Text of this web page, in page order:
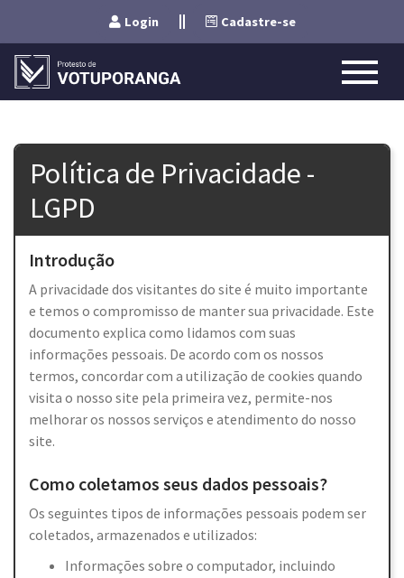
Login Cadastre-se
Política de Privacidade -
LGPD
Introdução
A privacidade dos visitantes do site é muito importante
e temos o compromisso de manter sua privacidade. Este
documento explica como lidamos com suas
informações pessoais. De acordo com os nossos
termos, concordar com a utilização de cookies quando
visita o nosso site pela primeira vez, permite-nos
melhorar os nossos serviços e atendimento do nosso
site.
Como coletamos seus dados pessoais?
Os seguintes tipos de informações pessoais podem ser
coletados, armazenados e utilizados:
Informações sobre o computador, incluindo